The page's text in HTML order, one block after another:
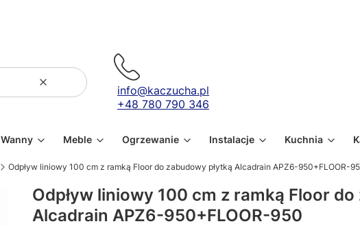
WyczyśćSzukaj
info@kaczucha.pl
+48 780 790 346
Wanny Meble Ogrzewanie Instalacje Kuchnia
Odpływ liniowy 100 cm z ramką Floor do zabudowy płytką Alcadrain APZ6-950+FLOOR-
Odpływ liniowy 100 cm z ramką Floor
Alcadrain APZ6-950+FLOOR-950